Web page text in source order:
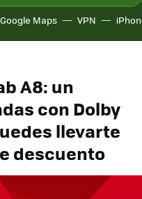
Google Maps VPN
A8: un
con Dolby
llevarte
descuento